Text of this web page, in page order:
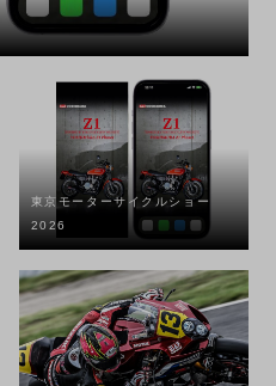
東京モーターサイクルショー
2026